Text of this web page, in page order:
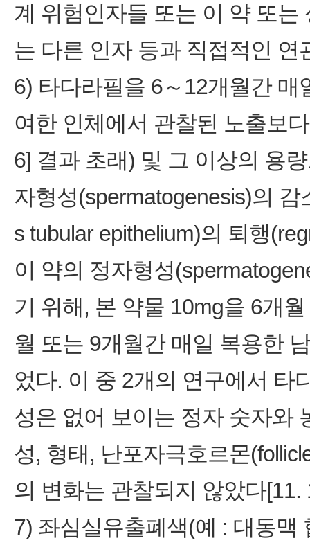
계 위험인자들 또는 이 약 또
는 다른 인자 등과 직접적인
6) 타다라필을 6～12개월간
여한 인체에서 관찰된 노출보
6] 결과 초래) 및 그 이상의 용
자형성(spermatogenesis)의
s tubular epithelium)의 퇴행
이 약의 정자형성
기 위해, 본 약물 10mg을 6개
월 또는 9개월간 매일 복용한
었다. 이 중 2개의 연구에서 타
성은 없어 보이는 정자 숫자와
성, 형태, 난포자극호르몬
의 변화는 관찰되지 않았다
7) 좌심실유출폐색(예 : 대동맥